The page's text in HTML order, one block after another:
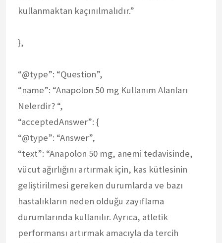
kullanmaktan kaçınılmalıdır.”
},
“@type”: “Question”,
“name”: “Anapolon 50 mg Kullanım Alanları
Nelerdir? “,
“acceptedAnswer”: {
“@type”: “Answer”,
“text”: “Anapolon 50 mg, anemi tedavisinde,
vücut ağırlığını artırmak için, kas kütlesinin
geliştirilmesi gereken durumlarda ve bazı
hastalıkların neden olduğu zayıflama
durumlarında kullanılır. Ayrıca, atletik
performansı artırmak amacıyla da tercih